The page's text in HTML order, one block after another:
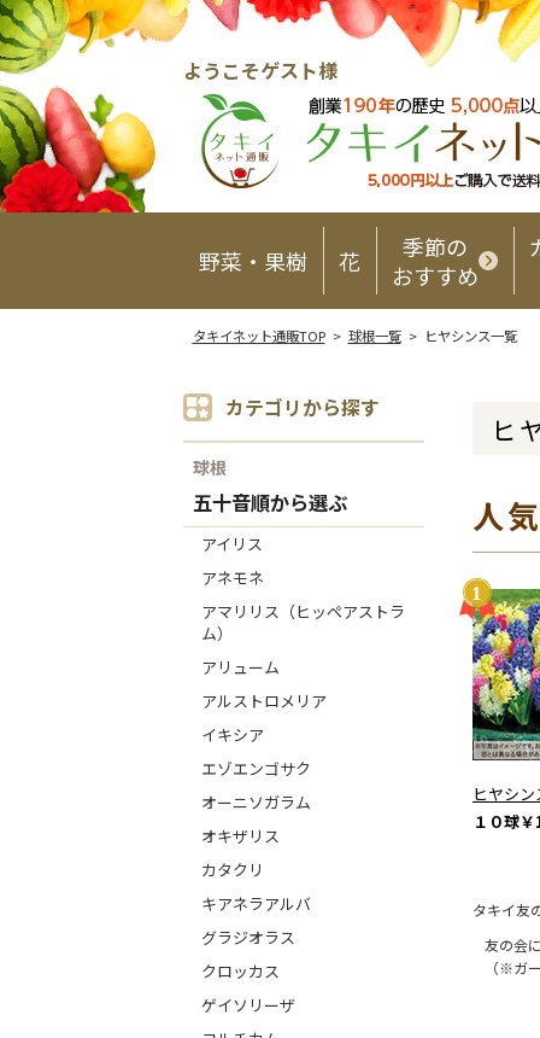
ようこそゲスト様
野菜・果樹 花
季節の
おすすめ
タキイネット通販TOP> 球根一覧> ヒヤシンス一覧
カテゴリから探す
球根
五十音順から選ぶ
アイリス
アネモネ
アマリリス（ヒッペアストラ
ム）
アリューム
アルストロメリア
イキシア
エゾエンゴサク
オーニソガラム
オキザリス
カタクリ
キアネラアルバ
グラジオラス
クロッカス
ゲイソリーザ
ヒ
人
ヒヤシ
１０球
タキイ友
友の会
（※ガ